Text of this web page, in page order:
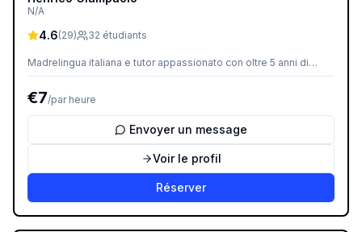
N/A
4.6(29) 32 étudiants
Madrelingua italiana e tutor appassionato con oltre 5 anni di
esperienza. Il mio stile d’insegnamento è dinamico e centrato
aspetti culturali e lo sviluppo della fiducia in sé fin dalla prima
lezione. Che tu sia un principiante assoluto, ti stia preparando
per un viaggio o punti alla fluidità, personalizzo ogni lezione per
rendere l’apprendimento dell’italiano efficace, coinvolgente e
piacevole. Parliamo italiano!
€7/par heure
Envoyer un message
Voir le profil
Réserver